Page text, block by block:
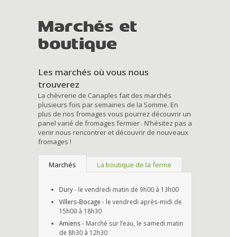
Marchés et
boutique
Les marchés où vous nous
trouverez
La chèvrerie de Canaples fait des marchés
plusieurs fois par semaines de la Somme. En
plus de nos fromages vous pourrez découvrir un
panel varié de fromages fermier . N’hésitez pas a
venir nous rencontrer et découvrir de nouveaux
fromages !
Marchés La boutique de la ferme
Dury- le vendredi matin de 9h00 à 13h00
Villers-Bocage - le vendredi après-midi de
15h00 à 18h30
Amiens - Marché sur l’eau, le samedi matin
de 8h30 à 12h30